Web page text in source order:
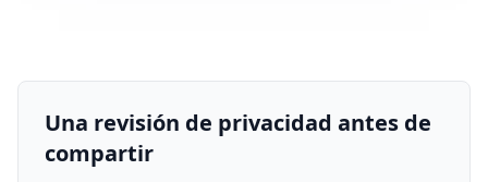
Una revisión de privacidad antes de
compartir